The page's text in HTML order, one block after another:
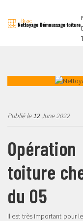
Publié le12June 2022
toiture
du 05
Il est très important pour